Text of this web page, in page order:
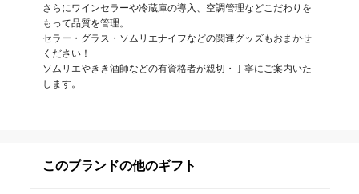
さらにワインセラーや冷蔵庫の導入、空調管理などこだわりを
もって品質を管理。
セラー・グラス・ソムリエナイフなどの関連グッズもおまかせ
ください！
ソムリエやきき酒師などの有資格者が親切・丁寧にご案内いた
します。
このブランドの他のギフト